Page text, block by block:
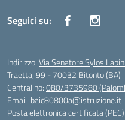
Seguici su:
Indirizzo:Via Senatore Sylos
Traetta, 99 - 70032 Bitonto (BA)
Centralino:080/3735980
Email: baic80800a@istruzione.it
Posta elettronica certificata (PEC):